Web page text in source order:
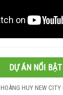
DỰ ÁN NỔI BẬT
HOÀNG HUY NEW